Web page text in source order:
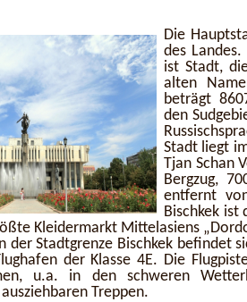
Die
des
ist Stadt,
alten
beträgt
den
Stadt liegt
Tjan Schan
Bergzug,
entfernt
Bischkek ist
Kleidermarkt Mittelasiens
Stadtgrenze Bischkek befindet
der Klasse 4E. Die
u.a. in den schweren
Treppen.